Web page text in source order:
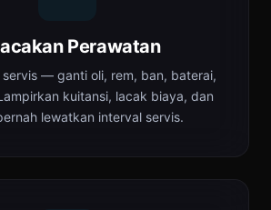
Perawatan
servis — ganti oli, rem, ban, baterai,
kuitansi, lacak biaya, dan
lewatkan interval servis.